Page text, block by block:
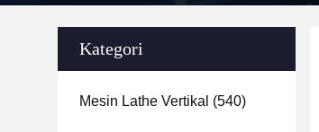
Kategori
Mesin Lathe Vertikal (540)